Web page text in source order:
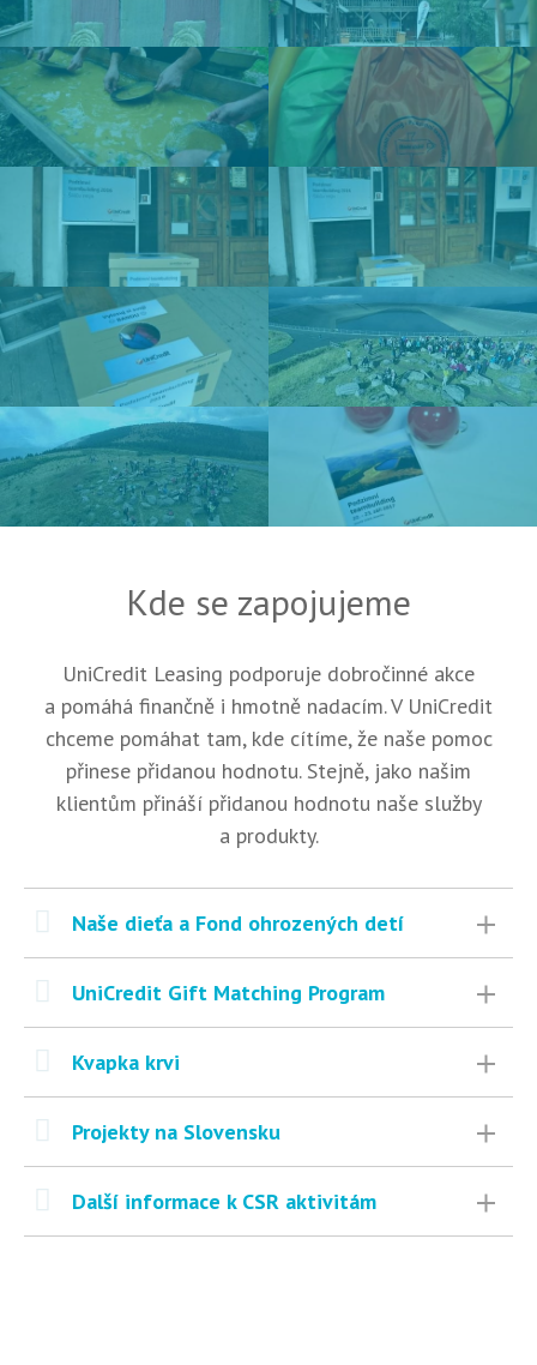
Kde se zapojujeme
UniCredit Leasing podporuje dobročinné akce
a pomáhá finančně i hmotně nadacím. V UniCredit
chceme pomáhat tam, kde cítíme, že naše pomoc
přinese přidanou hodnotu. Stejně, jako našim
klientům přináší přidanou hodnotu naše služby
a produkty.
Naše dieťa a Fond ohrozených detí
UniCredit Gift Matching Program
Kvapka krvi
Projekty na Slovensku
Další informace k CSR aktivitám